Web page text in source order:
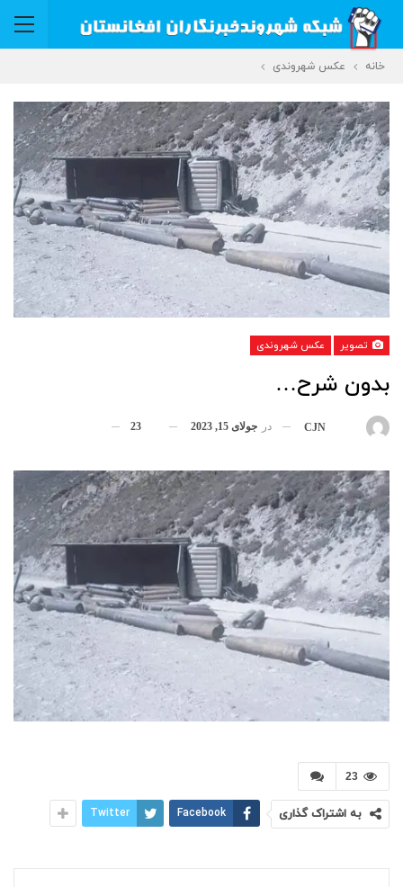
خانه عکس شهروندی
تصویر عکس شهروندی
بدون شرح…
CJN در جولای 15, 2023 23
23
به اشتراک گذاری Facebook
Twitter